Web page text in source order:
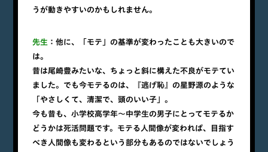
うが動きやすいのかもしれません。
先生 ：他に、「モテ」の基準が変わったことも大きいので
は。
昔は尾崎豊みたいな、ちょっと斜に構えた不良がモテてい
ました。でも今モテるのは、『逃げ恥』の星野源のような
「やさしくて、清潔で、頭のいい子」。
今も昔も、小学校高学年～中学生の男子にとってモテるか
どうかは死活問題です。モテる人間像が変われば、目指す
べき人間像も変わるという部分もあるのではないでしょう